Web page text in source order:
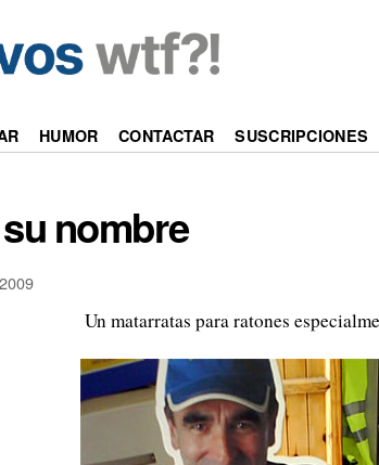
HUMOR CONTACTAR SUSCRIPCIONES
nombre
Un matarratas para ratones